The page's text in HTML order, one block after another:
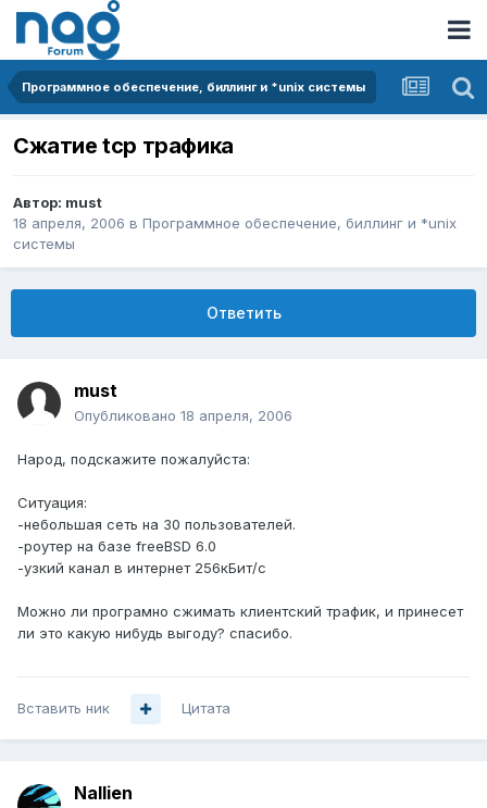
Программное обеспечение, биллинг и *unix системы
Сжатие tcp трафика
Автор: must
18 апреля, 2006 в Программное обеспечение, биллинг и *unix
системы
Ответить
must
Опубликовано 18 апреля, 2006
Народ, подскажите пожалуйста:
Ситуация:
-небольшая сеть на 30 пользователей.
-роутер на базе freeBSD 6.0
-узкий канал в интернет 256кБит/с
Можно ли програмно сжимать клиентский трафик, и принесет
ли это какую нибудь выгоду? спасибо.
Вставить ник Цитата
Nallien